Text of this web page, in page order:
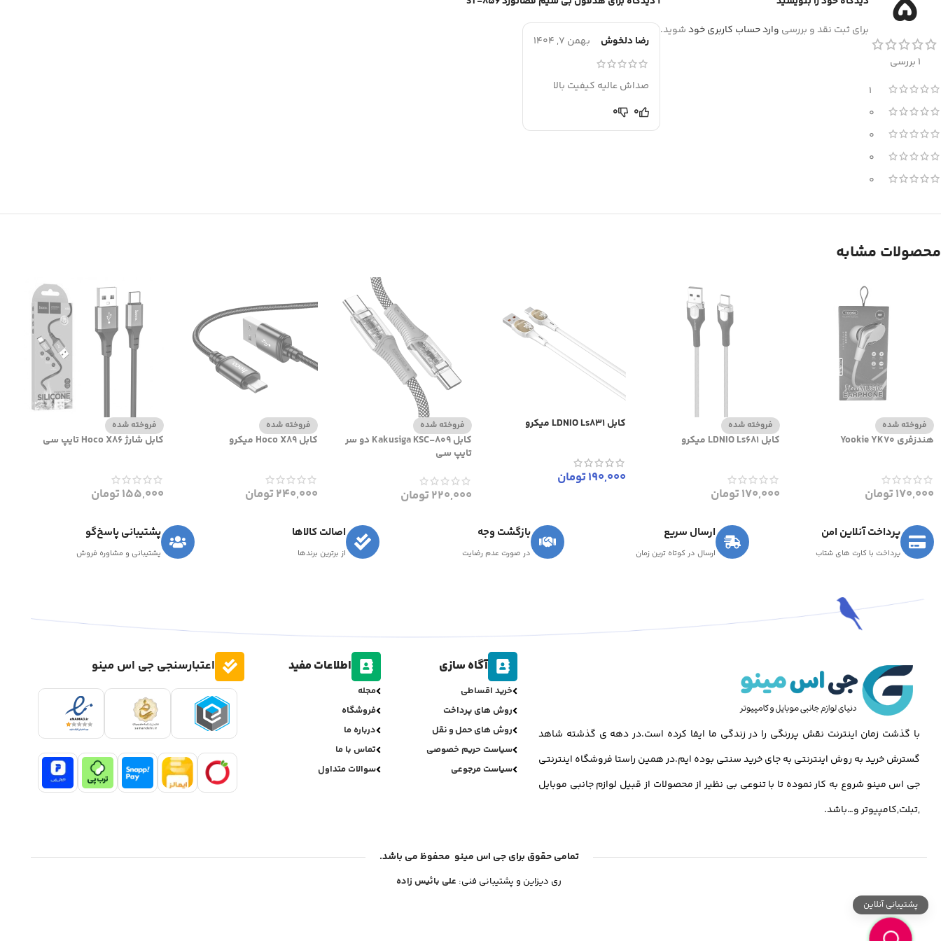
1 بررسی
1
0
0
0
0
رضا دلخوش بهمن 7, 1404
صداش عالیه کیفیت بالا
0
0
برای ثبت نقد و بررسی وارد حساب کاربری خودشوید.
محصولات مشابه
فروخته شده
هندزفری Yookie YK70
170,000تومان
فروخته شده
کابل LDNIO Ls681 میکرو
170,000تومان
کابل LDNIO Ls831 میکرو
190,000تومان
فروخته شده
کابل Kakusiga KSC-809 دو سر
تایپ سی
220,000تومان
فروخته شده
کابل Hoco X89 میکرو
240,000تومان
فروخته شده
کابل شارژ Hoco X86 تایپ سی
155,000تومان
پرداخت آنلاین امن
پرداخت با کارت های شتاب
ارسال سریع
ارسال در کوتاه ترین زمان
بازگشت وجه
در صورت عدم رضایت
اصالت کالاها
از برترین برندها
پشتیبانی پاسخ‌گو
پشتیبانی و مشاوره فروش
با گذشت زمان اینترنت نقش پررنگی را در زندگی ما ایفا کرده است.در دهه ی گذشته شاهد
گسترش خرید به روش اینترنتی به جای خرید سنتی بوده ایم.در همین راستا فروشگاه اینترنتی
جی اس مینو شروع به کار نموده تا با تنوعی بی نظیر از محصولات از قبیل لوازم جانبی موبایل
,تبلت,کامپیوتر و…باشد.
آگاه سازی
خرید اقساطی
روش های پرداخت
روش های حمل و نقل
سیاست حریم خصوصی
سیاست مرجوعی
اطلاعات مفید
مجله
فروشگاه
درباره ما
تماس با ما
سوالات متداول
اعتبارسنجی جی اس مینو
تمامی حقوق برای جی اس مینو محفوظ می باشد.
ری دیزاین و پشتیبانی فنی: علی بائیس زاده
پشتیبانی آنلاین